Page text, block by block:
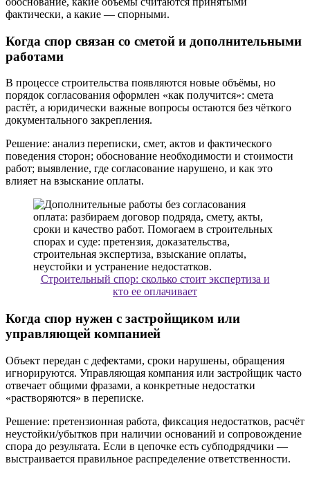
фактически, а какие — спорными.
Когда спор связан со сметой и дополнительными
работами
В процессе строительства появляются новые объёмы, но
порядок согласования оформлен «как получится»: смета
растёт, а юридически важные вопросы остаются без чёткого
документального закрепления.
Решение: анализ переписки, смет, актов и фактического
поведения сторон; обоснование необходимости и стоимости
работ; выявление, где согласование нарушено, и как это
влияет на взыскание оплаты.
Строительный спор: сколько стоит экспертиза и
кто ее оплачивает
Когда спор нужен с застройщиком или
управляющей компанией
Объект передан с дефектами, сроки нарушены, обращения
игнорируются. Управляющая компания или застройщик часто
отвечает общими фразами, а конкретные недостатки
«растворяются» в переписке.
Решение: претензионная работа, фиксация недостатков, расчёт
неустойки/убытков при наличии оснований и сопровождение
спора до результата. Если в цепочке есть субподрядчики —
выстраивается правильное распределение ответственности.